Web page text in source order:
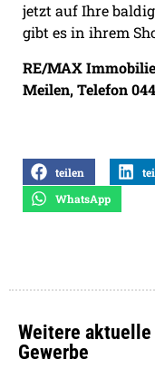
jetzt auf Ihre
gibt es in ihrem
RE/MAX
Meilen, Telefon
teilen
WhatsApp
Weitere
Gewerbe